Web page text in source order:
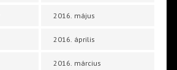
2016. május
2016. április
2016. március